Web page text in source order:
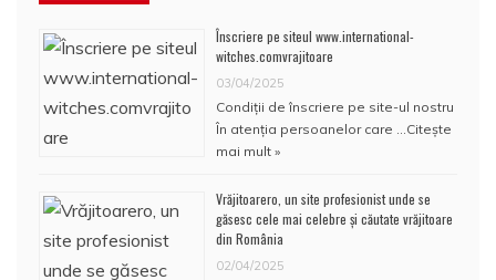
Înscriere pe siteul www.international-
witches.comvrajitoare
03/04/2025
Condiţii de înscriere pe site-ul nostru
În atenţia persoanelor care …Citește
mai mult »
Vrăjitoarero, un site profesionist unde se
găsesc cele mai celebre și căutate vrăjitoare
din România
02/04/2025